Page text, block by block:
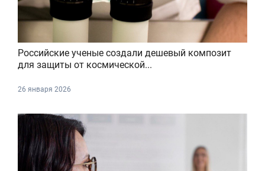
Российские ученые создали дешевый композит
для защиты от космической...
26 января 2026